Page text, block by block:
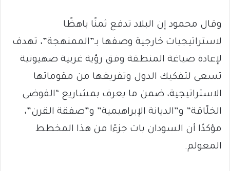
وقال محمود إن البلاد تدفع ثمنًا باهظًا
لاستراتيجيات خارجية وصفها بـ”الممنهجة”، تهدف
لإعادة صياغة المنطقة وفق رؤية غربية صهيونية
تسعى لتفكيك الدول وتفريغها من مقوماتها
الاستراتيجية، ضمن ما يعرف بمشاريع “الفوضى
الخلّاقة” و”الديانة الإبراهيمية” و”صفقة القرن”،
مؤكدًا أن السودان بات جزءًا من هذا المخطط
المعولم.